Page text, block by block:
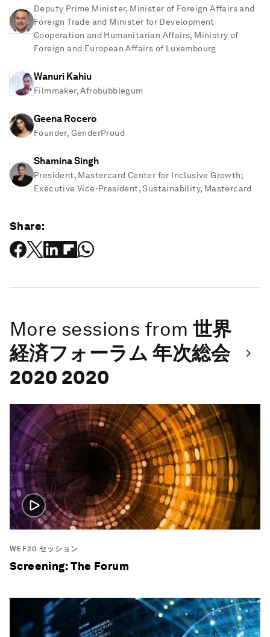
Deputy Prime Minister, Minister of Foreign Affairs and
Foreign Trade and Minister for Development
Cooperation and Humanitarian Affairs, Ministry of
Foreign and European Affairs of Luxembourg
Wanuri Kahiu
Filmmaker, Afrobubblegum
Geena Rocero
Founder, GenderProud
Shamina Singh
President, Mastercard Center for Inclusive Growth;
Executive Vice-President, Sustainability, Mastercard
Share:
More sessions from 世界
経済フォーラム 年次総会
2020 2020
WEF20 セッション
Screening: The Forum